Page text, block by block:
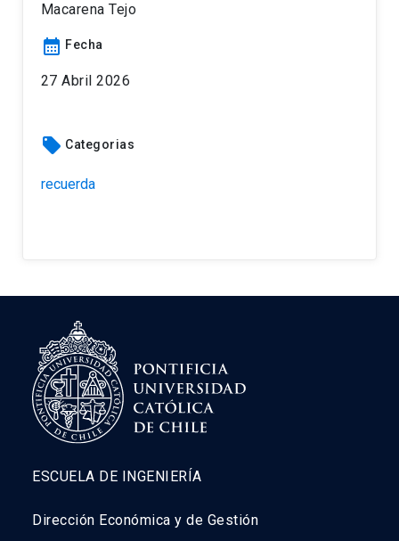
Macarena Tejo
calendar_month Fecha
27 Abril 2026
local_offer Categorias
recuerda
ESCUELA DE INGENIERÍA
Dirección Económica y de Gestión